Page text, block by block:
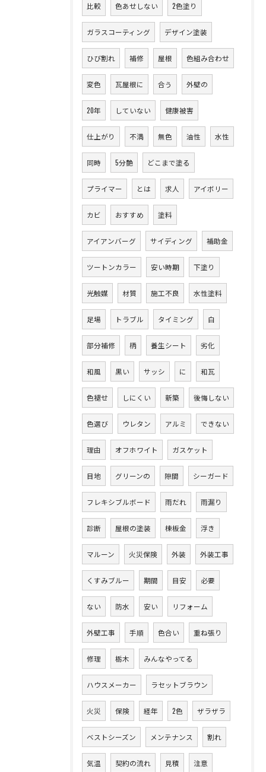
比較 色あせしない 2色塗り
ガラスコーティング デザイン塗装
ひび割れ 補修 屋根 色組み合わせ
変色 瓦屋根に 合う 外壁の
20年 していない 健康被害
仕上がり 不満 無色 油性 水性
同時 5分艶 どこまで塗る
プライマー とは 求人 アイボリー
カビ おすすめ 塗料
アイアンバーグ サイディング 補助金
ツートンカラー 安い時期 下塗り
光触媒 材質 施工不良 水性塗料
足場 トラブル タイミング 白
部分補修 柄 養生シート 劣化
和風 黒い サッシ に 和瓦
色褪せ しにくい 新築 後悔しない
色選び ウレタン アルミ できない
理由 オフホワイト ガスケット
目地 グリーンの 隙間 シーガード
フレキシブルボード 雨だれ 雨漏り
診断 屋根の塗装 棟板金 浮き
マルーン 火災保険 外装 外装工事
くすみブルー 期間 目安 必要
ない 防水 安い リフォーム
外壁工事 手順 色合い 重ね張り
修理 栃木 みんなやってる
ハウスメーカー ラセットブラウン
火災 保険 経年 2色 ザラザラ
ベストシーズン メンテナンス 割れ
気温 契約の流れ 見積 注意